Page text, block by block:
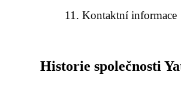
Kontaktní informace
Historie společnosti